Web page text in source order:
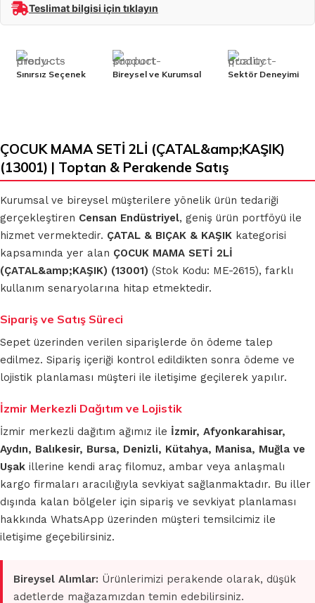
Teslimat bilgisi için tıklayın
Sınırsız Seçenek Bireysel ve Kurumsal Sektör Deneyimi
ÇOCUK MAMA SETİ 2Lİ (ÇATAL&amp;KAŞIK)
(13001) | Toptan & Perakende Satış
Kurumsal ve bireysel müşterilere yönelik ürün tedariği
gerçekleştiren Censan Endüstriyel, geniş ürün portföyü ile
hizmet vermektedir. ÇATAL & BIÇAK & KAŞIK kategorisi
kapsamında yer alan ÇOCUK MAMA SETİ 2Lİ
(ÇATAL&amp;KAŞIK) (13001) (Stok Kodu: ME-2615), farklı
kullanım senaryolarına hitap etmektedir.
Sipariş ve Satış Süreci
Sepet üzerinden verilen siparişlerde ön ödeme talep
edilmez. Sipariş içeriği kontrol edildikten sonra ödeme ve
lojistik planlaması müşteri ile iletişime geçilerek yapılır.
İzmir Merkezli Dağıtım ve Lojistik
İzmir merkezli dağıtım ağımız ile İzmir, Afyonkarahisar,
Aydın, Balıkesir, Bursa, Denizli, Kütahya, Manisa, Muğla ve
Uşak illerine kendi araç filomuz, ambar veya anlaşmalı
kargo firmaları aracılığıyla sevkiyat sağlanmaktadır. Bu iller
dışında kalan bölgeler için sipariş ve sevkiyat planlaması
hakkında WhatsApp üzerinden müşteri temsilcimiz ile
iletişime geçebilirsiniz.
Bireysel Alımlar: Ürünlerimizi perakende olarak, düşük
adetlerde mağazamızdan temin edebilirsiniz.